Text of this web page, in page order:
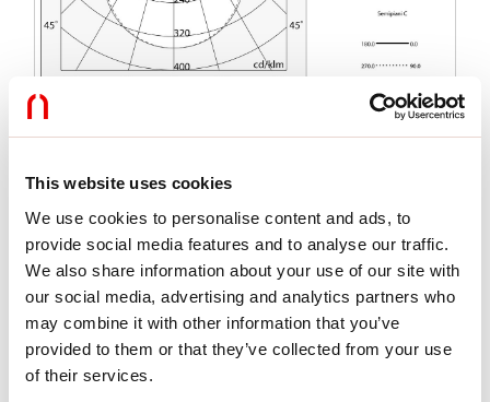
This website uses cookies
We use cookies to personalise content and ads, to
provide social media features and to analyse our traffic.
We also share information about your use of our site with
our social media, advertising and analytics partners who
may combine it with other information that you’ve
provided to them or that they’ve collected from your use
of their services.
Características
Uso:
Interior
Tipo de instalación:
EMPOTRABLE EN PLADUR
Emisión:
DIRECTA
A:
200mm
H:
12.5mm
Fabricado en:
ITALY
Garantía:
5 años